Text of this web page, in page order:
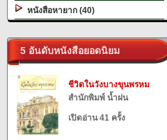
หนังสือหายาก (40)
5 อันดับหนังสือยอดนิยม
ชีวิตในวังบางขุนพรหม
สำนักพิมพ์ น้ำฝน
เปิดอ่าน 41 ครั้ง